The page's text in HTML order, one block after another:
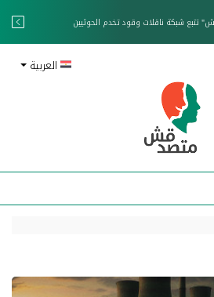
تتبع شبكة ناقلات وقود تخدم الحوثيين
العربية